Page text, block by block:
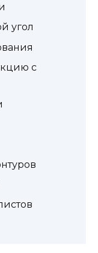
угол
с